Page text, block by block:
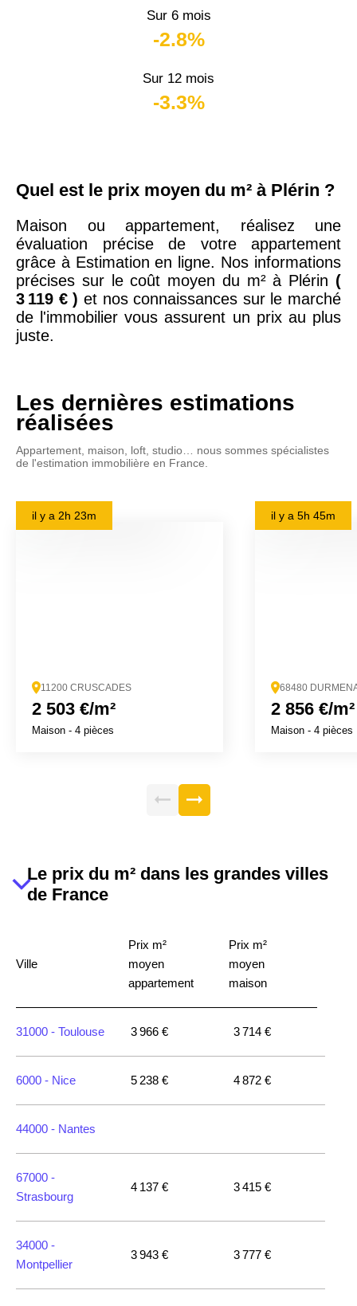
Sur 6 mois
-2.8%
Sur 12 mois
-3.3%
Quel est le prix moyen du m² à Plérin ?
Maison ou appartement, réalisez une
évaluation précise de votre appartement
grâce à Estimation en ligne. Nos informations
précises sur le coût moyen du m² à Plérin (
3 119 € ) et nos connaissances sur le marché
de l'immobilier vous assurent un prix au plus
juste.
Les dernières estimations
réalisées
Appartement, maison, loft, studio… nous sommes spécialistes
de l'estimation immobilière en France.
il y a 2h 23m
11200 CRUSCADES
2 503 €/m²
Maison - 4 pièces
il y a 5h 45m
68480
2 856 €/m²
Maison - 4 pièces
Le prix du m² dans les grandes villes
de France
Ville
Prix m²
moyen
appartement
Prix m²
moyen
maison
31000 - Toulouse 3 966 € 3 714 €
6000 - Nice 5 238 € 4 872 €
44000 - Nantes
67000 -
Strasbourg
4 137 € 3 415 €
34000 -
Montpellier
3 943 € 3 777 €